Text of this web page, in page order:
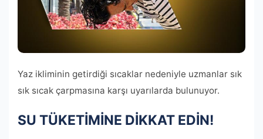
Yaz ikliminin getirdiği sıcaklar nedeniyle uzmanlar sık ​​
sık sıcak çarpmasına karşı uyarılarda bulunuyor.
SU TÜKETİMİNE DİKKAT EDİN!